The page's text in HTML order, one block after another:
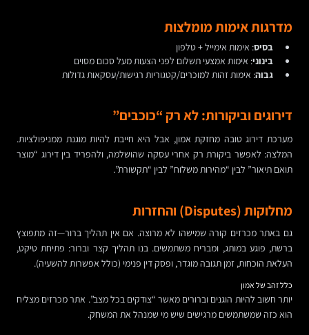
מדרגות אימות מומלצות
בסיס: אימות אימייל + טלפון
בינוני: אימות אמצעי תשלום לפני הצעות מעל סכום מסוים
גבוה: אימות זהות למוכרים/קטגוריות רגישות/עסקאות גדולות
דירוגים וביקורות: לא רק “כוכבים”
מערכת דירוג טובה מחזקת אמון, אבל היא חייבת להיות מוגנת ממניפולציות.
המלצה: לאפשר ביקורת רק אחרי עסקה שהושלמה, ולהפריד בין דירוג “מוצר
תואם תיאור” לבין “מהירות משלוח” לבין “תקשורת”.
מחלוקות (Disputes) והחזרות
גם באתר מכרזים קורה שמישהו לא מרוצה. אם אין תהליך ברור—זה מתפוצץ
ברשת, פוגע במותג, ומבריח משתמשים. בנו תהליך קצר וברור: פתיחת טיקט,
העלאת הוכחות, זמן תגובה מוגדר, ופסק דין פנימי (כולל אפשרות להשעיה).
כלל זהב של אמון
יותר חשוב להיות הוגנים וברורים מאשר “צודקים בכל מצב”. אתר מכרזים מצליח
הוא כזה שמשתמשים מרגישים שיש מי שמנהל את המשחק.